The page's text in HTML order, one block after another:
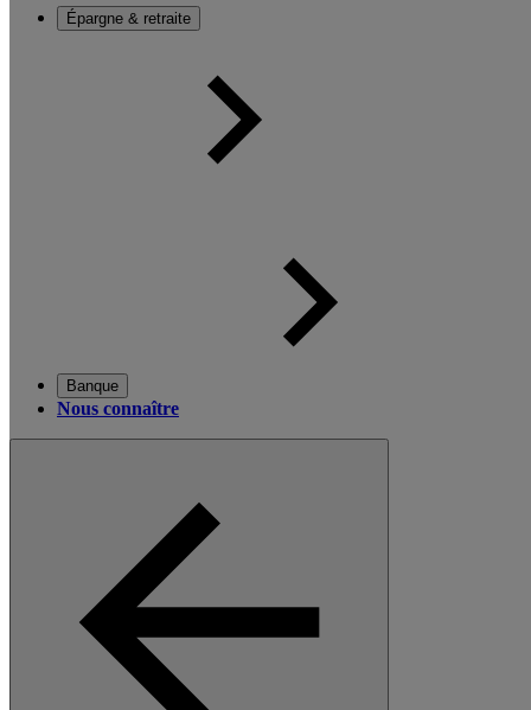
Épargne & retraite
Banque
Nous connaître